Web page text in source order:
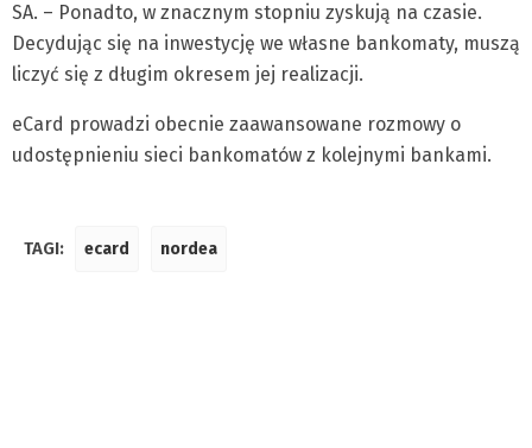
SA. – Ponadto, w znacznym stopniu zyskują na czasie.
Decydując się na inwestycję we własne bankomaty, muszą
liczyć się z długim okresem jej realizacji.
eCard prowadzi obecnie zaawansowane rozmowy o
udostępnieniu sieci bankomatów z kolejnymi bankami.
TAGI: ecard nordea